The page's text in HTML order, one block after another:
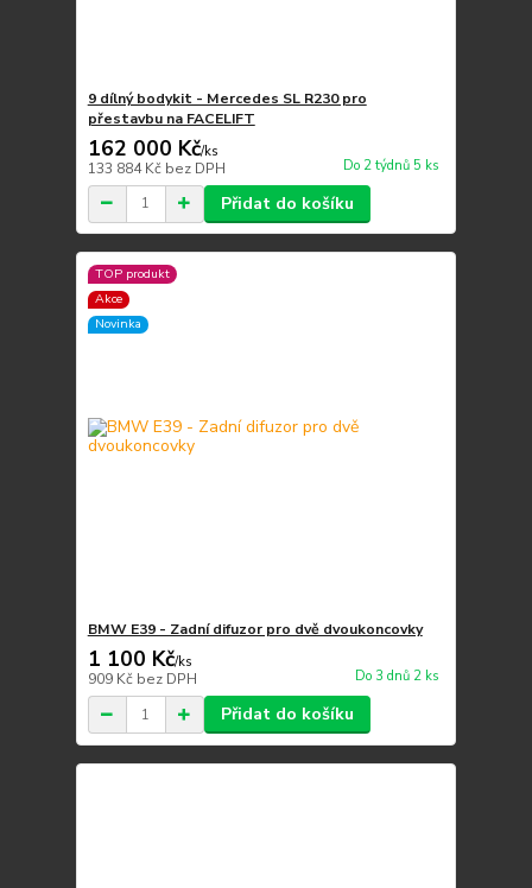
9 dílný bodykit - Mercedes SL R230 pro
přestavbu na FACELIFT
162 000 Kč/ks
133 884 Kč bez DPH Do 2 týdnů 5 ks
Přidat do košíku
TOP produkt
Akce
Novinka
BMW E39 - Zadní difuzor pro dvě dvoukoncovky
1 100 Kč/ks
909 Kč bez DPH Do 3 dnů 2 ks
Přidat do košíku